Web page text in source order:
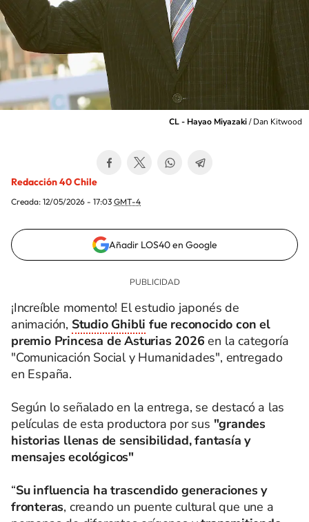
CL - Hayao Miyazaki/Dan Kitwood
Redacción 40 Chile
Creada: 12/05/2026 - 17:03 GMT-4
Añadir LOS40 en Google
¡Increíble momento! El estudio japonés de
animación, Studio Ghibli fue reconocido con el
premio Princesa de Asturias 2026 en la categoría
"Comunicación Social y Humanidades", entregado
en España.
Según lo señalado en la entrega, se destacó a las
películas de esta productora por sus "grandes
historias llenas de sensibilidad, fantasía y
mensajes ecológicos"
“Su influencia ha trascendido generaciones y
fronteras, creando un puente cultural que une a